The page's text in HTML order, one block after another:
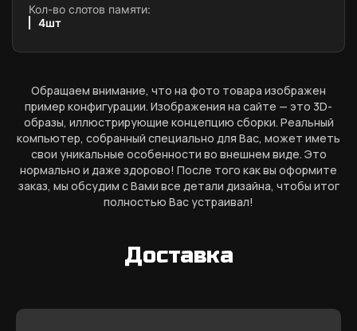
Кол-во слотов памяти:
4шт
Обращаем внимание, что на фото товара изображен
пример конфигурации. Изображения на сайте — это 3D-
образы, иллюстрирующие концепцию сборки. Реальный
компьютер, собранный специально для Вас, может иметь
свои уникальные особенности во внешнем виде. Это
нормально и даже здорово! После того как вы оформите
заказ, мы обсудим с Вами все детали дизайна, чтобы итог
полностью Вас устраивал!
Доставка